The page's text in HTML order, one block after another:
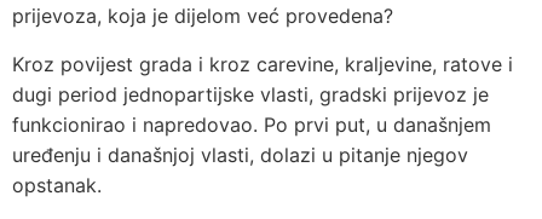
prijevoza, koja je dijelom već provedena?
Kroz povijest grada i kroz carevine, kraljevine, ratove i
dugi period jednopartijske vlasti, gradski prijevoz je
funkcionirao i napredovao. Po prvi put, u današnjem
uređenju i današnjoj vlasti, dolazi u pitanje njegov
opstanak.